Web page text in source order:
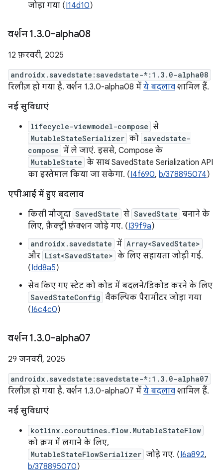
जोड़ा गया (I14d10)
वर्शन 1.3.0-alpha08
12 फ़रवरी, 2025
androidx.savedstate:savedstate-*:1.3.0-alpha08
रिलीज़ हो गया है. वर्शन 1.3.0-alpha08 में ये बदलाव शामिल हैं.
नई सुविधाएं
lifecycle-viewmodel-compose से
MutableStateSerializer को savedstate-
compose में ले जाएं. इससे, Compose के
MutableState के साथ SavedState Serialization API
का इस्तेमाल किया जा सकेगा. (I4f690, b/378895074)
एपीआई में हुए बदलाव
किसी मौजूदा SavedState से SavedState बनाने के
लिए, फ़ैक्ट्री फ़ंक्शन जोड़े गए. (I39f9a)
androidx.savedstate में Array<SavedState>
और List<SavedState> के लिए सहायता जोड़ी गई.
(Idd8a5)
सेव किए गए स्टेट को कोड में बदलने/डिकोड करने के लिए
SavedStateConfig वैकल्पिक पैरामीटर जोड़ा गया
(I6c4c0)
वर्शन 1.3.0-alpha07
29 जनवरी, 2025
androidx.savedstate:savedstate-*:1.3.0-alpha07
रिलीज़ हो गया है. वर्शन 1.3.0-alpha07 में ये बदलाव शामिल हैं.
नई सुविधाएं
kotlinx.coroutines.flow.MutableStateFlow
को क्रम में लगाने के लिए,
MutableStateFlowSerializer जोड़े गए. (I6a892,
b/378895070)